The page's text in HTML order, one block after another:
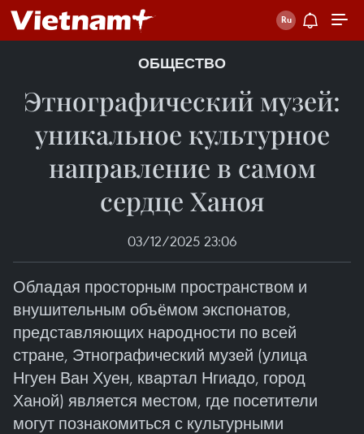
ОБЩЕСТВО
Этнографический музей:
уникальное культурное
направление в самом
сердце Ханоя
03/12/2025 23:06
Обладая просторным пространством и
внушительным объёмом экспонатов,
представляющих народности по всей
стране, Этнографический музей (улица
Нгуен Ван Хуен, квартал Нгиадо, город
Ханой) является местом, где посетители
могут познакомиться с культурными